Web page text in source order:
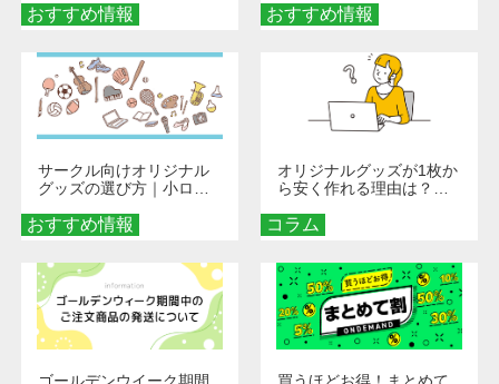
おすすめ情報
くなる巾着＆ポーチ活用
術
おすすめ情報
秘訣
おすすめ情報
サークル向けオリジナル
グッズの選び方｜小ロッ
める秘訣
コラム
オリジナルグッズが1枚か
ら安く作れる理由は？オ
とメリットを解説